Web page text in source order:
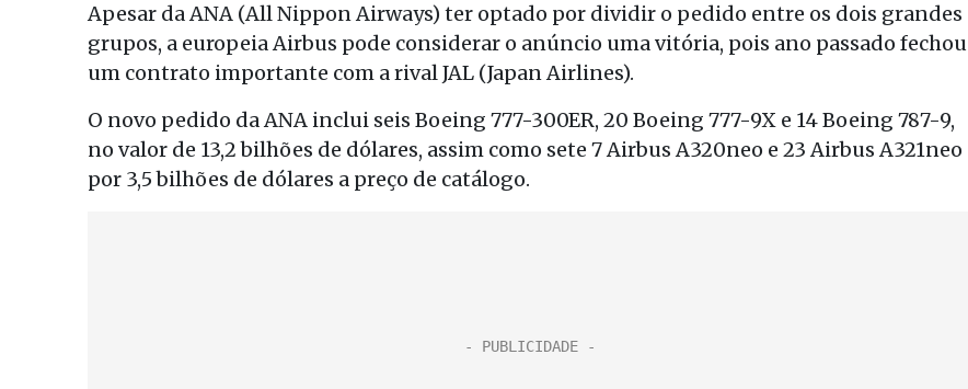
Apesar da ANA (All Nippon Airways) ter optado por dividir o pedido entre os dois grandes
grupos, a europeia Airbus pode considerar o anúncio uma vitória, pois ano passado fechou
um contrato importante com a rival JAL (Japan Airlines).
O novo pedido da ANA inclui seis Boeing 777-300ER, 20 Boeing 777-9X e 14 Boeing 787-9,
no valor de 13,2 bilhões de dólares, assim como sete 7 Airbus A320neo e 23 Airbus A321neo
por 3,5 bilhões de dólares a preço de catálogo.